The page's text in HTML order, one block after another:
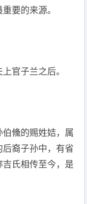
要的来源。
官子兰之后。
儵的赐姓姞，属
裔子孙中，有省
氏相传至今，是